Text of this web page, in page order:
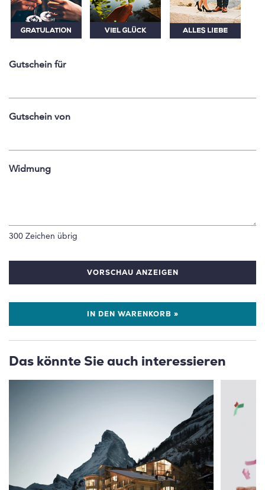
Gutschein für
Gutschein von
Widmung
300 Zeichen übrig
VORSCHAU ANZEIGEN
IN DEN WARENKORB »
Das könnte Sie auch interessieren